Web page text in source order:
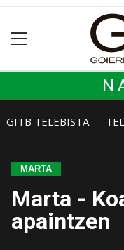
GITB TELEBISTA
MARTA
Marta -
apaintzen